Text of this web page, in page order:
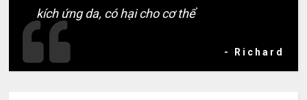
kích ứng da, có hại cho cơ thể
- Richard